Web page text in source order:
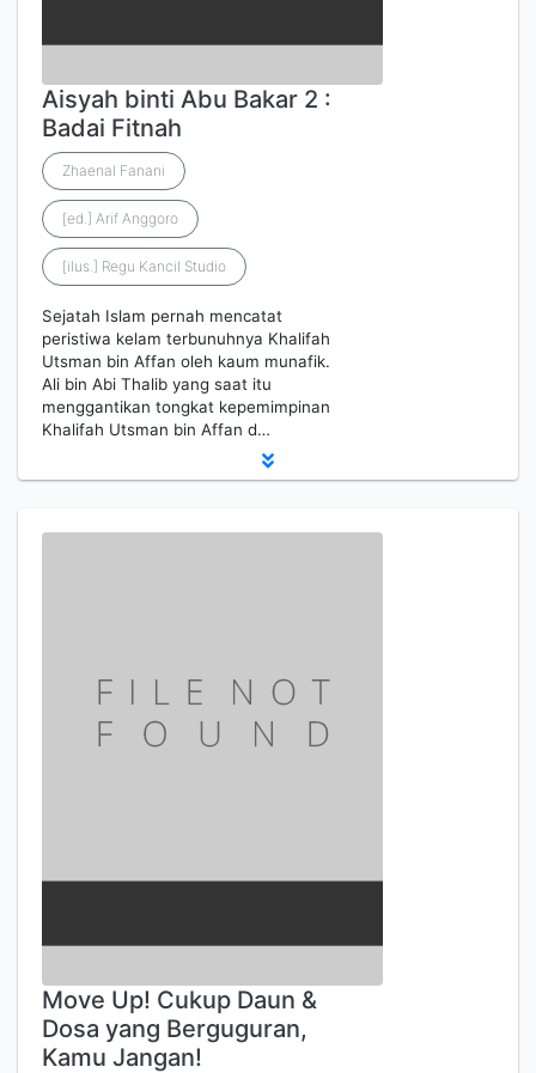
Aisyah binti Abu Bakar 2 :
Badai Fitnah
Zhaenal Fanani
[ed.] Arif Anggoro
[ilus.] Regu Kancil Studio
Sejatah Islam pernah mencatat
peristiwa kelam terbunuhnya Khalifah
Utsman bin Affan oleh kaum munafik.
Ali bin Abi Thalib yang saat itu
menggantikan tongkat kepemimpinan
Khalifah Utsman bin Affan d…
Move Up! Cukup Daun &
Dosa yang Berguguran,
Kamu Jangan!